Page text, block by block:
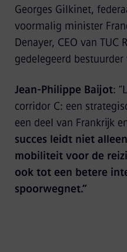
Georges Gilkinet,
voormalig minister
Denayer, CEO van TUC
gedelegeerd
Jean-Philippe Baijot:
corridor C: een
een deel van Frankrijk
succes leidt niet
mobiliteit voor de
ook tot een betere
spoorwegnet.”